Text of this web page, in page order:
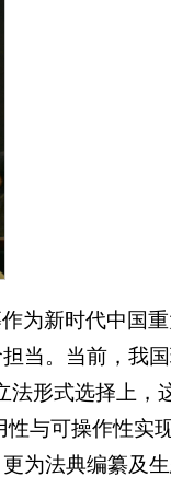
为新时代中国
当。当前，我
法形式选择上，
性与可操作性实
为法典编纂及